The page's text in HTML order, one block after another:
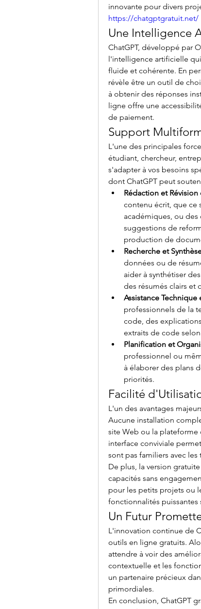
https://chatgptgratuit.net/
Une Intelligence
ChatGPT, développé par
l'intelligence artificielle
fluide et cohérente. En
révèle être un outil de
à obtenir des réponses
ligne offre une
de paiement.
Support
L'une des principales
étudiant, chercheur,
s'adapter à vos besoins
dont ChatGPT peut
Rédaction et
contenu écrit, que ce
académiques, ou des
suggestions de
production de
Recherche et
données ou de
aider à synthétiser
des résumés clairs et
Assistance
professionnels de la
code, des
extraits de code
Planification et
professionnel ou
à élaborer des plans
priorités.
Facilité
L'un des avantages
Aucune installation
site Web ou la plateforme
interface conviviale
sont pas familiers avec
De plus, la version
capacités sans
pour les petits projets ou
fonctionnalités puissantes
Un Futur
L'innovation continue de
outils en ligne gratuits.
attendre à voir des
contextuelle et les
un partenaire précieux
primordiales.
En conclusion, ChatGPT